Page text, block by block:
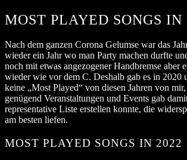
MOST PLAYED SONGS IN
Nach dem ganzen Corona Gelumse war das
wieder ein Jahr wo man Party machen durfte
noch mit etwas angezogener Handbremse aber
wieder wie vor dem C. Deshalb gab es in 2020
keine „Most Played“ von diesen Jahren von
genügend Veranstaltungen und Events gab
representative Liste erstellen konnte, die
am besten liefen.
MOST PLAYED SONGS IN 2022